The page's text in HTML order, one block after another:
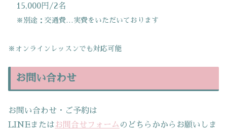
15,000円/2名
※別途：交通費…実費をいただいております
※オンラインレッスンでも対応可能
お問い合わせ
お問い合わせ・ご予約は
LINEまたはお問合せフォーム のどちらかからお願いしま